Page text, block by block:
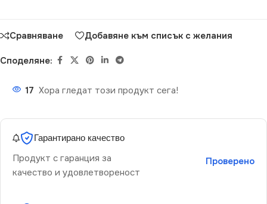
Сравняване Добавяне към списък с желания
Споделяне:
17 Хора гледат този продукт сега!
Гарантирано качество
Продукт с гаранция за
качество и удовлетвореност
Проверено